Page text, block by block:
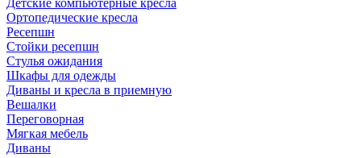
Детские компьютерные кресла
Ортопедические кресла
Ресепшн
Стойки ресепшн
Стулья ожидания
Шкафы для одежды
Диваны и кресла в приемную
Вешалки
Переговорная
Мягкая мебель
Диваны